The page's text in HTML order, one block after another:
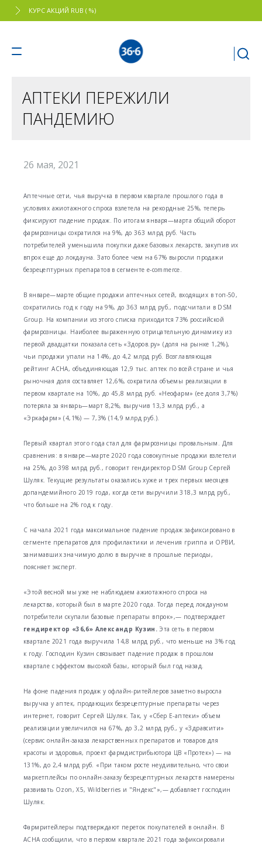
КУРС АКЦИЙ RUB ( %)
АПТЕКИ ПЕРЕЖИЛИ
ПАНДЕМИЮ
26 мая, 2021
Аптечные сети, чья выручка в первом квартале прошлого года в
условиях ажиотажного спроса взлетела на рекордные 25%, теперь
фиксируют падение продаж. По итогам января—марта общий оборот
фармрозницы сократился на 9%, до 363 млрд руб. Часть
потребителей уменьшила покупки даже базовых лекарств, закупив их
впрок еще до локдауна. Зато более чем на 67% выросли продажи
безрецептурных препаратов в сегменте e-commerce.
В январе—марте общие продажи аптечных сетей, входящих в топ-50,
сократились год к году на 9%, до 363 млрд руб., подсчитали в DSM
Group. На компании из этого списка приходится 73% российской
фармрозницы. Наиболее выраженную отрицательную динамику из
первой двадцатки показала сеть «Здоров.ру» (доля на рынке 1,2%),
чьи продажи упали на 14%, до 4,2 млрд руб. Возглавляющая
рейтинг АСНА, объединяющая 12,9 тыс. аптек по всей стране и чья
рыночная доля составляет 12,6%, сократила объемы реализации в
первом квартале на 10%, до 45,8 млрд руб. «Неофарм» (ее доля 3,7%)
потеряла за январь—март 8,2%, выручив 13,3 млрд руб., а
«Эркафарм» (4,1%) — 7,3% (14,9 млрд руб.).
Первый квартал этого года стал для фармрозницы провальным. Для
сравнения: в январе—марте 2020 года совокупные продажи взлетели
на 25%, до 398 млрд руб., говорит гендиректор DSM Group Сергей
Шуляк. Текущие результаты оказались хуже и трех первых месяцев
допандемийного 2019 года, когда сети выручили 318,3 млрд руб.,
что больше на 2% год к году.
С начала 2021 года максимальное падение продаж зафиксировано в
сегменте препаратов для профилактики и лечения гриппа и ОРВИ,
занимавших значимую долю в выручке в прошлые периоды,
поясняет эксперт.
«Этой весной мы уже не наблюдаем ажиотажного спроса на
лекарства, который был в марте 2020 года. Тогда перед локдауном
потребители скупали базовые препараты впрок»,— подтверждает
гендиректор «36,6» Александр Кузин. Эта сеть в первом
квартале 2021 года выручила 14,8 млрд руб., что меньше на 3% год
к году. Господин Кузин связывает падение продаж в прошлом
квартале с эффектом высокой базы, который был год назад.
На фоне падения продаж у офлайн-ритейлеров заметно выросла
выручка у аптек, продающих безрецептурные препараты через
интернет, говорит Сергей Шуляк. Так, у «Сбер Е-аптеки» объем
реализации увеличился на 67%, до 3,2 млрд руб., у «Здравсити»
(сервис онлайн-заказа лекарственных препаратов и товаров для
красоты и здоровья, проект фармдистрибьютора ЦВ «Протек») — на
131%, до 2,4 млрд руб. «При таком росте неудивительно, что свои
маркетплейсы по онлайн-заказу безрецептурных лекарств намерены
развивать Ozon, X5, Wildberries и "Яндекс"»,— добавляет господин
Шуляк.
Фармритейлеры подтверждают переток покупателей в онлайн. В
АСНА сообщили, что в первом квартале 2021 года зафиксировали